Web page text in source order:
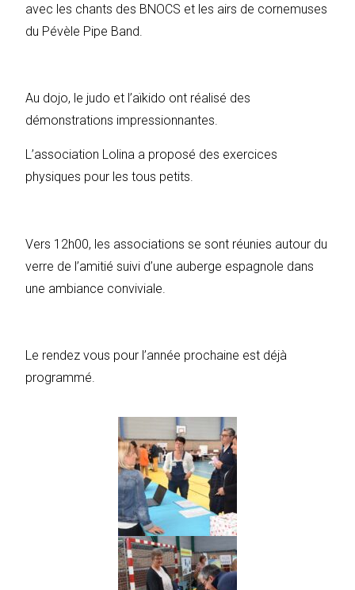
avec les chants des BNOCS et les airs de cornemuses
du Pévèle Pipe Band.
Au dojo, le judo et l’aïkido ont réalisé des
démonstrations impressionnantes.
L’association Lolina a proposé des exercices
physiques pour les tous petits.
Vers 12h00, les associations se sont réunies autour du
verre de l’amitié suivi d’une auberge espagnole dans
une ambiance conviviale.
Le rendez vous pour l’année prochaine est déjà
programmé.